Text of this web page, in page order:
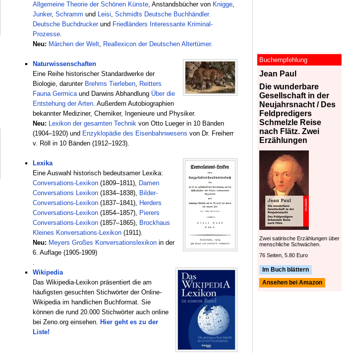
Allgemeine Theorie der Schönen Künste, Anstandsbücher von Knigge,
Junker, Schramm und Leisi, Schmidts Deutsche Buchhändler.
Deutsche Buchdruckerund Friedländers Interessante Kriminal-
Prozesse.
Neu: Märchen der Welt, Reallexicon der Deutschen Altertümer.
Naturwissenschaften
Eine Reihe historischer Standardwerke der
Biologie, darunter Brehms Tierleben, Reitters
Fauna Germicaund Darwins Abhandlung Über die
Entstehung der Arten. Außerdem Autobiographien
bekannter Mediziner, Chemiker, Ingenieure und Physiker.
Neu: Lexikon der gesamten Technikvon Otto Lueger in 10 Bänden
(1904–1920) und Enzyklopädie des Eisenbahnwesens von Dr. Freiherr
v. Röll in 10 Bänden (1912–1923).
Lexika
Eine Auswahl historisch bedeutsamer Lexika:
Conversations-Lexikon(1809–1811), Damen
Conversations Lexikon(1834–1838), Bilder-
Conversations-Lexikon(1837–1841), Herders
Conversations-Lexikon(1854–1857), Pierers
Conversations-Lexikon(1857–1865), Brockhaus
Kleines Konversations-Lexikon(1911).
Neu: Meyers Großes Konversationslexikonin der
6. Auflage (1905-1909)
.
Wikipedia
Das Wikipedia-Lexikon präsentiert die am
häufigsten gesuchten Stichwörter der Online-
Wikipedia im handlichen Buchformat. Sie
können die rund 20.000 Stichwörter auch online
bei Zeno.org einsehen. Hier geht es zu der
Liste!
Buchempfehlung
Jean Paul
Die wunderbare
Gesellschaft in der
Neujahrsnacht / Des
Feldpredigers
Schmelzle Reise
nach Flätz. Zwei
Erzählungen
Zwei satirische Erzählungen über
menschliche Schwächen.
76 Seiten, 5.80 Euro
Im Buch blättern
Ansehen bei Amazon